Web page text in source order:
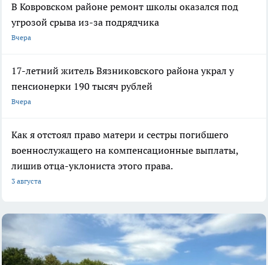
В Ковровском районе ремонт школы оказался под
угрозой срыва из-за подрядчика
Вчера
17-летний житель Вязниковского района украл у
пенсионерки 190 тысяч рублей
Вчера
Как я отстоял право матери и сестры погибшего
военнослужащего на компенсационные выплаты,
лишив отца-уклониста этого права.
3 августа